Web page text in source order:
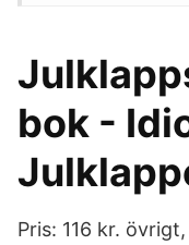
bok -
Pris: 116 kr.